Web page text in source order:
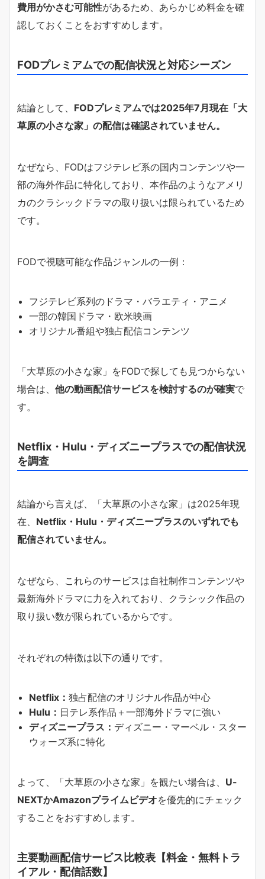
費用がかさむ可能性があるため、あらかじめ料金を確
認しておくことをおすすめします。
FODプレミアムでの配信状況と対応シーズン
結論として、 FODプレミアムでは2025年7月現在「大
草原の小さな家」の配信は確認されていません。
なぜなら、FODはフジテレビ系の国内コンテンツや一
部の海外作品に特化しており、本作品のようなアメリ
カのクラシックドラマの取り扱いは限られているため
です。
FODで視聴可能な作品ジャンルの一例：
フジテレビ系列のドラマ・バラエティ・アニメ
一部の韓国ドラマ・欧米映画
オリジナル番組や独占配信コンテンツ
「大草原の小さな家」をFODで探しても見つからない
場合は、 他の動画配信サービスを検討するのが確実で
す。
Netflix・Hulu・ディズニープラスでの配信状況
を調査
結論から言えば、「大草原の小さな家」は2025年現
在、 Netflix・Hulu・ディズニープラスのいずれでも
配信されていません。
なぜなら、これらのサービスは自社制作コンテンツや
最新海外ドラマに力を入れており、クラシック作品の
取り扱い数が限られているからです。
それぞれの特徴は以下の通りです。
Netflix： 独占配信のオリジナル作品が中心
Hulu： 日テレ系作品＋一部海外ドラマに強い
ディズニープラス： ディズニー・マーベル・スター
ウォーズ系に特化
よって、「大草原の小さな家」を観たい場合は、 U-
NEXTかAmazonプライムビデオを優先的にチェック
することをおすすめします。
主要動画配信サービス比較表【料金・無料トラ
イアル・配信話数】